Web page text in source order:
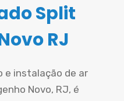
Split
RJ
e instalação de ar
Novo, RJ, é